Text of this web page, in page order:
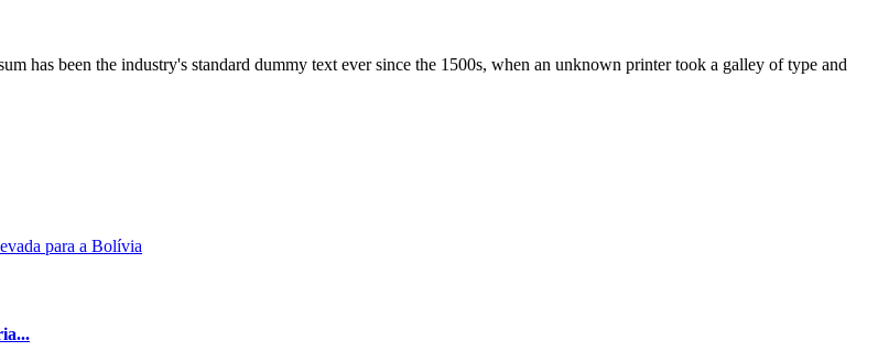
has been the industry's standard dummy text ever since the 1500s, when an unknown printer took a galley of type and